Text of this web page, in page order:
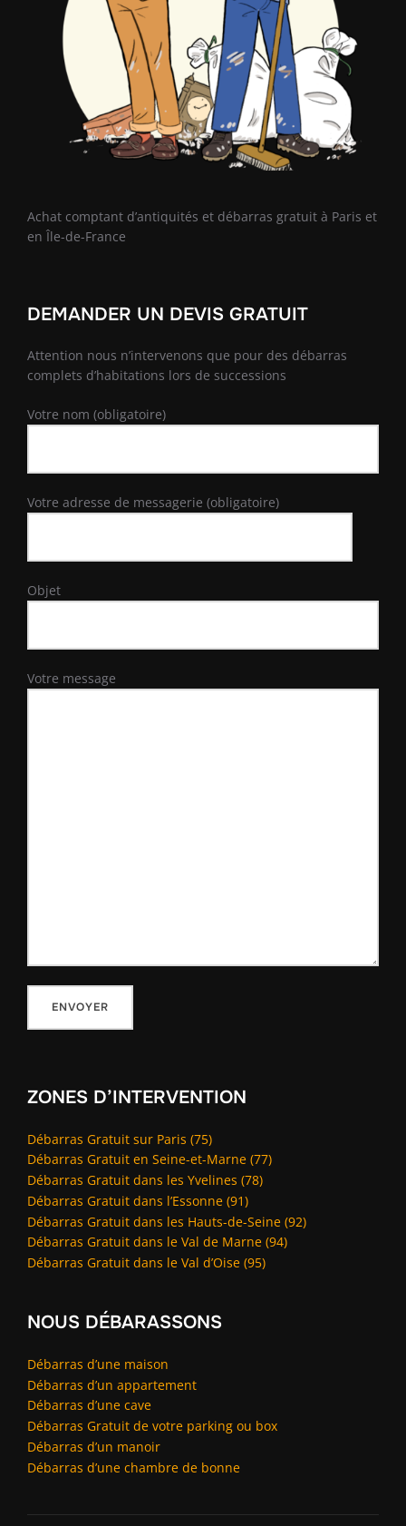
Achat comptant d’antiquités et débarras gratuit à Paris et
en Île-de-France
DEMANDER UN DEVIS GRATUIT
Attention nous n’intervenons que pour des débarras
complets d’habitations lors de successions
Votre nom (obligatoire)
Votre adresse de messagerie (obligatoire)
Objet
Votre message
ZONES D’INTERVENTION
Débarras Gratuit sur Paris (75)
Débarras Gratuit en Seine-et-Marne (77)
Débarras Gratuit dans les Yvelines (78)
Débarras Gratuit dans l’Essonne (91)
Débarras Gratuit dans les Hauts-de-Seine (92)
Débarras Gratuit dans le Val de Marne (94)
Débarras Gratuit dans le Val d’Oise (95)
NOUS DÉBARASSONS
Débarras d’une maison
Débarras d’un appartement
Débarras d’une cave
Débarras Gratuit de votre parking ou box
Débarras d’un manoir
Débarras d’une chambre de bonne